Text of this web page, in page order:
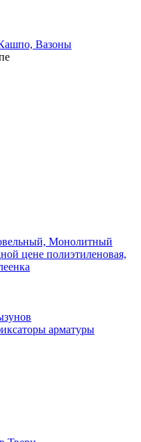
Вазоны
Монолитный
цене полиэтиленовая,
арматуры